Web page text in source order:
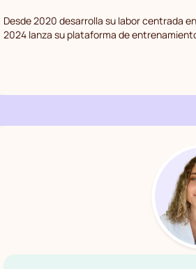
Desde 2020 desarrolla su labor centrada
2024 lanza su plataforma de